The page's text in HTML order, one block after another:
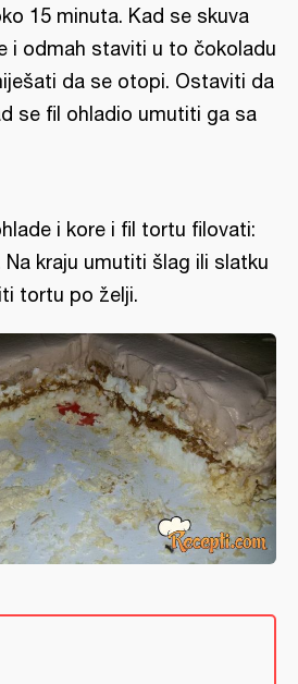
15 minuta. Kad se skuva
i odmah staviti u to čokoladu
da se otopi. Ostaviti da
se fil ohladio umutiti ga sa
i kore i fil tortu filovati:
kraju umutiti šlag ili slatku
tortu po želji.